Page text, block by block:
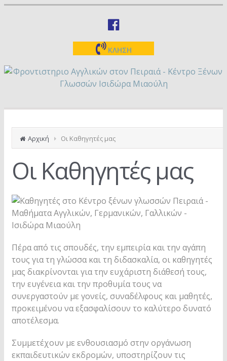
ΚΛΗΣΗ
Αρχική Οι Καθηγητές μας
Οι Καθηγητές μας
Πέρα από τις σπουδές, την εμπειρία και την αγάπη
τους για τη γλώσσα και τη διδασκαλία, οι καθηγητές
μας διακρίνονται για την ευχάριστη διάθεσή τους,
την ευγένεια και την προθυμία τους να
συνεργαστούν με γονείς, συναδέλφους και μαθητές,
προκειμένου να εξασφαλίσουν το καλύτερο δυνατό
αποτέλεσμα.
Συμμετέχουν με ενθουσιασμό στην οργάνωση
εκπαιδευτικών εκδρομών, υποστηρίζουν τις